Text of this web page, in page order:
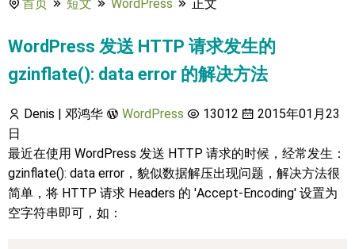
首页 短文 WordPress 正文
WordPress 发送 HTTP 请求发生的
gzinflate(): data error 的解决方法
Denis | 邓鸿华 WordPress 13012
2015年01月23
日
最近在使用 WordPress 发送 HTTP 请求的时候，经常发生：
gzinflate(): data error，貌似数据解压出现问题，解决方法很
简单，将 HTTP 请求 Headers 的 'Accept-Encoding' 设置为
空字符串即可，如：